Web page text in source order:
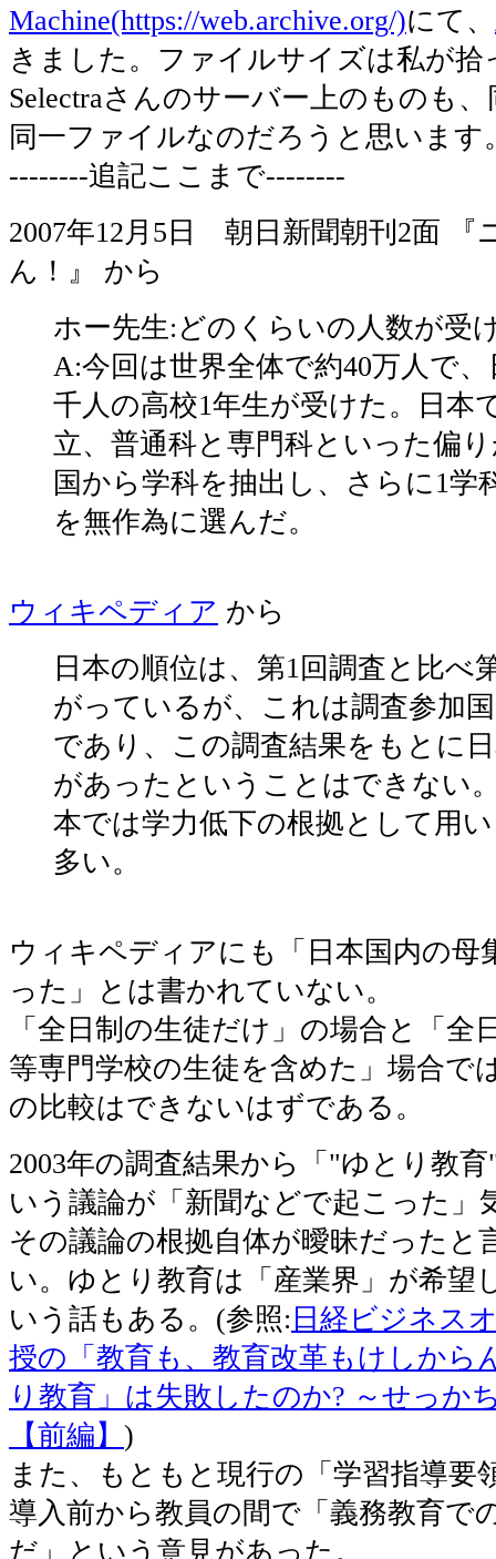
Machine(https://web.archive.org/)にて、
きました。ファイルサイズは私が拾
Selectraさんのサーバー上のものも
同一ファイルなのだろうと思います
--------追記ここまで--------
2007年12月5日 朝日新聞朝刊2面 『
ん！』 から
ホー先生:どのくらいの人数が受
A:今回は世界全体で約40万人で
千人の高校1年生が受けた。日本
立、普通科と専門科といった偏
国から学科を抽出し、さらに1学
を無作為に選んだ。
ウィキペディア から
日本の順位は、第1回調査と比べ
がっているが、これは調査参加
であり、この調査結果をもとに
があったということはできない
本では学力低下の根拠として用
多い。
ウィキペディアにも「日本国内の母
った」とは書かれていない。
「全日制の生徒だけ」の場合と「全
等専門学校の生徒を含めた」場合で
の比較はできないはずである。
2003年の調査結果から「"ゆとり教
いう議論が「新聞などで起こった」
その議論の根拠自体が曖昧だったと
い。ゆとり教育は「産業界」が希望
いう話もある。(参照: 日経ビジネス
授の「教育も、教育改革もけしから
り教育」は失敗したのか? ～せっか
【前編】 )
また、もともと現行の「学習指導要
導入前から教員の間で「義務教育で
だ」という意見があった。